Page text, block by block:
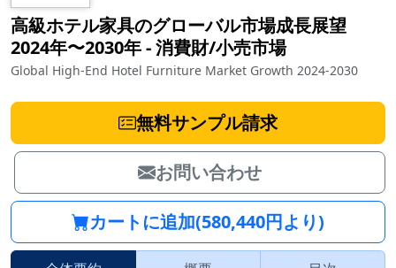
高級ホテル家具のグローバル市場成長展望
2024年〜2030年‐消費財/小売市場
Global High-End Hotel Furniture Market Growth 2024-2030
無料サンプル請求
お問い合わせ
カートに追加(580,440円より)